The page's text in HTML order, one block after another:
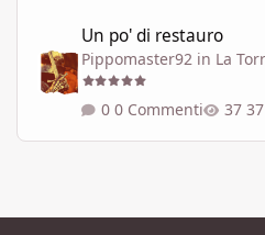
Un po' di restauro
Pippomaster92 in La
0 Commenti